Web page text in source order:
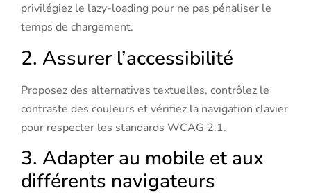
privilégiez le lazy-loading pour ne pas pénaliser le
temps de chargement.
2. Assurer l’accessibilité
Proposez des alternatives textuelles, contrôlez le
contraste des couleurs et vérifiez la navigation clavier
pour respecter les standards WCAG 2.1.
3. Adapter au mobile et aux
différents navigateurs